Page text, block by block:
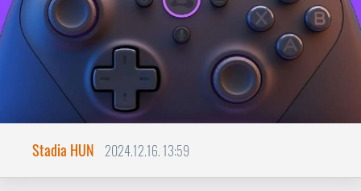
Amazon Luna 2024 update
Egy kis kihagyás után
visszarepültem az Amazon
játékfelhőjébe. Javult a
szolgáltatás?